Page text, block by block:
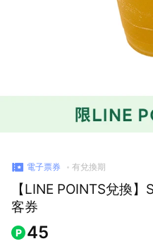
電子票券 有兌換期
【LINE POINTS兌換
客券
45